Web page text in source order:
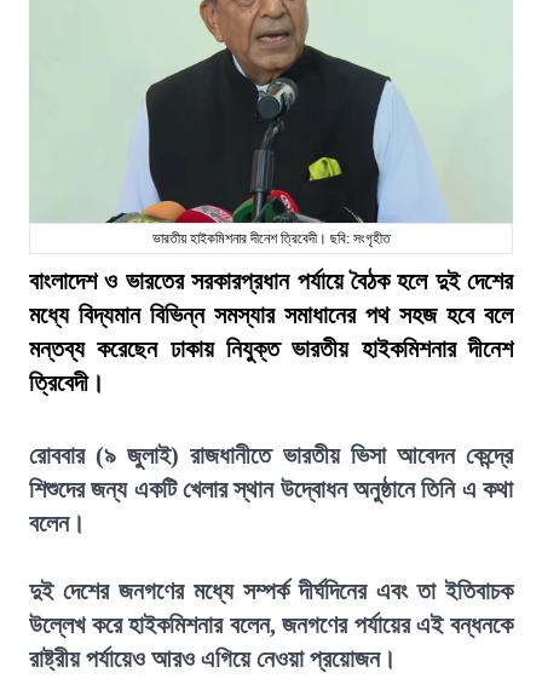
ভারতীয় হাইকমিশনার দীনেশ ত্রিবেদী। ছবি: সংগৃহীত
বাংলাদেশ ও ভারতের সরকারপ্রধান পর্যায়ে বৈঠক হলে দুই দেশের
মধ্যে বিদ্যমান বিভিন্ন সমস্যার সমাধানের পথ সহজ হবে বলে
মন্তব্য করেছেন ঢাকায় নিযুক্ত ভারতীয় হাইকমিশনার দীনেশ
ত্রিবেদী।
রোববার (৯ জুলাই) রাজধানীতে ভারতীয় ভিসা আবেদন কেন্দ্রে
শিশুদের জন্য একটি খেলার স্থান উদ্বোধন অনুষ্ঠানে তিনি এ কথা
বলেন।
দুই দেশের জনগণের মধ্যে সম্পর্ক দীর্ঘদিনের এবং তা ইতিবাচক
উল্লেখ করে হাইকমিশনার বলেন, জনগণের পর্যায়ের এই বন্ধনকে
রাষ্ট্রীয় পর্যায়েও আরও এগিয়ে নেওয়া প্রয়োজন।